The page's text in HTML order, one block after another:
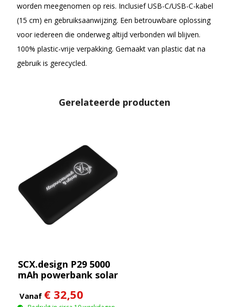
worden meegenomen op reis. Inclusief USB-C/USB-C-kabel
(15 cm) en gebruiksaanwijzing. Een betrouwbare oplossing
voor iedereen die onderweg altijd verbonden wil blijven.
100% plastic-vrije verpakking. Gemaakt van plastic dat na
gebruik is gerecycled.
Gerelateerde producten
SCX.design P29 5000
mAh powerbank solar
Vanaf € 32,50